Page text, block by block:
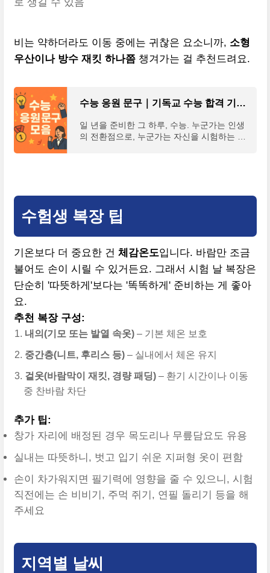
비는 약하더라도 이동 중에는 귀찮은 요소니까, 소형
우산이나 방수 재킷 하나쯤챙겨가는 걸 추천드려요.
수능 응원 문구｜기독교 수능 합격 기원 메시지 모음
일 년을 준비한 그 하루, 수능. 누군가는 인생
의 전환점으로, 누군가는 자신을 시험하는 시
수험생 복장 팁
기온보다 더 중요한 건 체감온도입니다. 바람만 조금
불어도 손이 시릴 수 있거든요. 그래서 시험 날 복장은
단순히 '따뜻하게'보다는 '똑똑하게' 준비하는 게 좋아
요.
추천 복장 구성:
내의(기모 또는 발열 속옷)– 기본 체온 보호
중간층(니트, 후리스 등)– 실내에서 체온 유지
겉옷(바람막이 재킷, 경량 패딩)– 환기 시간이나 이동
중 찬바람 차단
추가 팁:
창가 자리에 배정된 경우 목도리나 무릎담요도 유용
실내는 따뜻하니, 벗고 입기 쉬운 지퍼형 옷이 편함
손이 차가워지면 필기력에 영향을 줄 수 있으니, 시험
직전에는 손 비비기, 주먹 쥐기, 연필 돌리기 등을 해
주세요
지역별 날씨